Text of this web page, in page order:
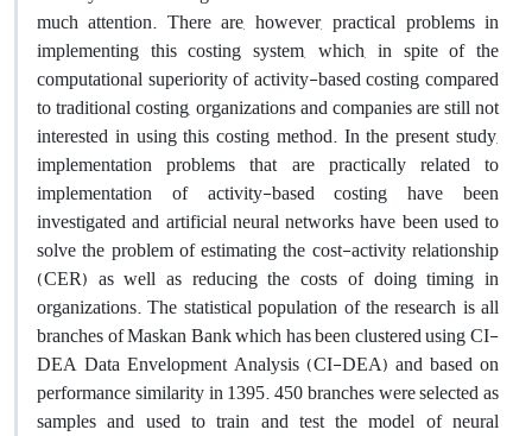
much attention. There are, however, practical problems in
implementing this costing system, which, in spite of the
computational superiority of activity-based costing compared
to traditional costing, organizations and companies are still not
interested in using this costing method. In the present study,
implementation problems that are practically related to
implementation of activity-based costing have been
investigated and artificial neural networks have been used to
solve the problem of estimating the cost-activity relationship
(CER) as well as reducing the costs of doing timing in
organizations. The statistical population of the research is all
branches of Maskan Bank which has been clustered using CI-
DEA Data Envelopment Analysis (CI-DEA) and based on
performance similarity in 1395. 450 branches were selected as
samples and used to train and test the model of neural